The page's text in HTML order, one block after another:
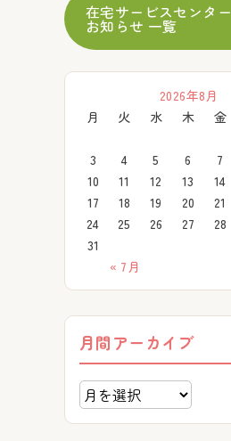
在宅サービスセンター
お知らせ 一覧
2026年8月
月
火 水 木 金
« 7月
3
4 5 6 7
10
11 12 13 14
17
18 19 20 21
24
25 26 27 28
31
月間アーカイブ